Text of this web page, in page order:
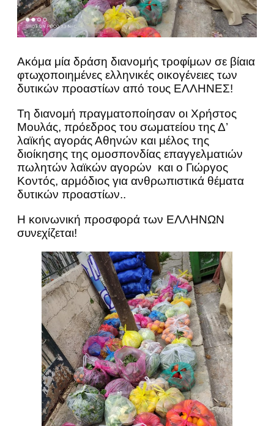
Ακόμα μία δράση διανομής τροφίμων σε βίαια
φτωχοποιημένες ελληνικές οικογένειες των
δυτικών προαστίων από τους ΕΛΛΗΝΕΣ!
Τη διανομή πραγματοποίησαν οι Χρήστος
Μουλάς, πρόεδρος του σωματείου της Δ’
λαϊκής αγοράς Αθηνών και μέλος της
διοίκησης της ομοσπονδίας επαγγελματιών
πωλητών λαϊκών αγορών και ο Γιώργος
Κοντός, αρμόδιος για ανθρωπιστικά θέματα
δυτικών προαστίων..
Η κοινωνική προσφορά των ΕΛΛΗΝΩΝ
συνεχίζεται!